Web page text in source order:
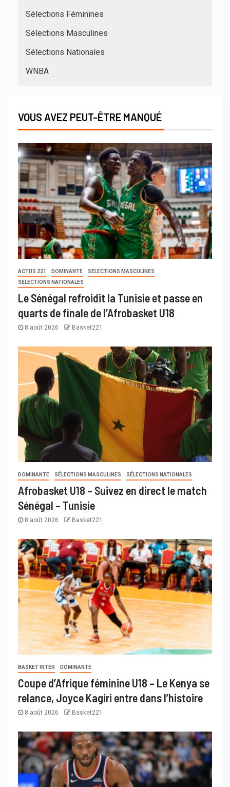
Sélections Féminines
Sélections Masculines
Sélections Nationales
WNBA
VOUS AVEZ PEUT-ÊTRE MANQUÉ
ACTUS 221 DOMINANTE
SÉLECTIONS MASCULINES
SÉLECTIONS NATIONALES
Le Sénégal refroidit la Tunisie et passe en
quarts de finale de l’Afrobasket U18
8 août 2026 Basket221
DOMINANTE SÉLECTIONS MASCULINES SÉLECTIONS NATIONALES
Afrobasket U18 – Suivez en direct le match
Sénégal – Tunisie
8 août 2026 Basket221
BASKET INTER DOMINANTE
Coupe d’Afrique féminine U18 – Le Kenya se
relance, Joyce Kagiri entre dans l’histoire
8 août 2026 Basket221